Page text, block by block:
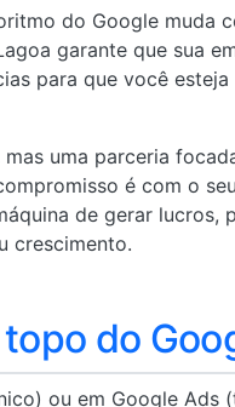
do Google muda
garante que sua
para que você esteja
uma parceria
é com o
de gerar lucros,
crescimento.
do
ou em Google Ads